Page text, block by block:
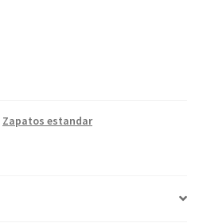
Zapatos estandar